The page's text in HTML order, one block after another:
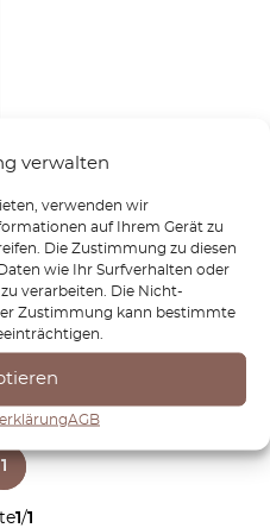
verwalten
verwenden wir
auf Ihrem Gerät zu
Die Zustimmung zu diesen
wie Ihr Surfverhalten oder
verarbeiten. Die Nicht-
Zustimmung kann bestimmte
AGB
1/1
1